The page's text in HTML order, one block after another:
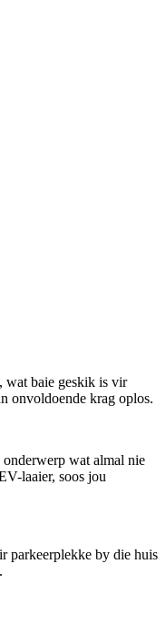
wat baie geskik is vir
onvoldoende krag oplos.
wat almal nie
laaier, soos jou
parkeerplekke by die huis